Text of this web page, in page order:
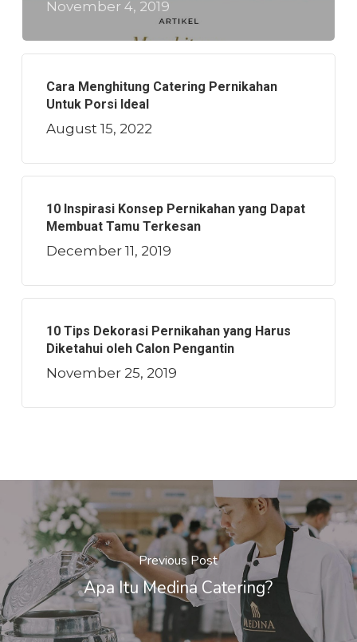
November 4, 2019
Cara Menghitung Catering Pernikahan
Untuk Porsi Ideal
August 15, 2022
10 Inspirasi Konsep Pernikahan yang Dapat
Membuat Tamu Terkesan
December 11, 2019
10 Tips Dekorasi Pernikahan yang Harus
Diketahui oleh Calon Pengantin
November 25, 2019
Previous Post
Apa Itu Medina Catering?